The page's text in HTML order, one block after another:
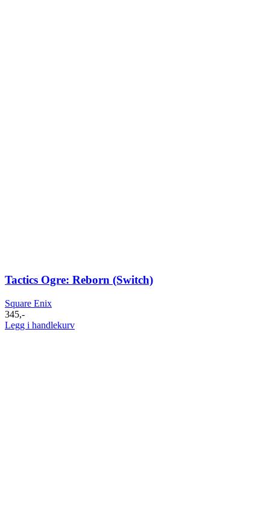
Tactics Ogre: Reborn (Switch)
Square Enix
345,-
Legg i handlekurv